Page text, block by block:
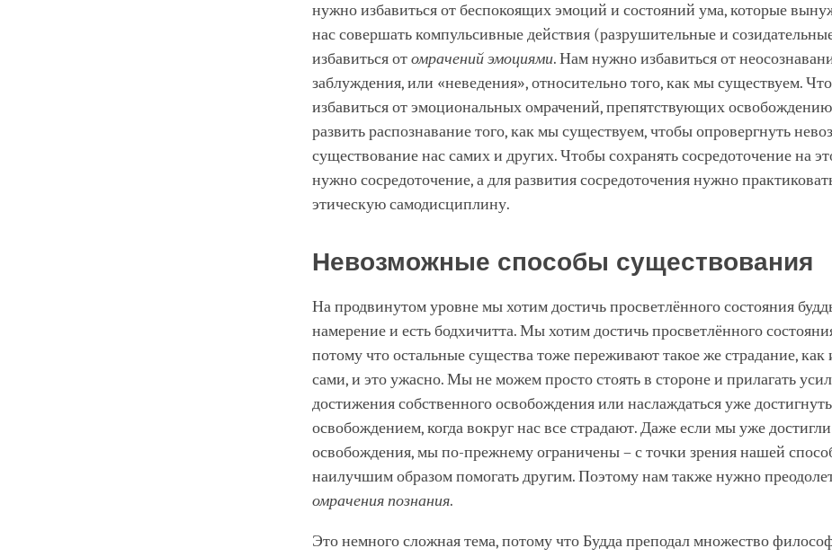
нужно избавиться от беспокоящих эмоций и состояний ума, которые
нас совершать компульсивные действия (разрушительные и
избавиться отомрачений эмоциями. Нам нужно избавиться от
заблуждения, или «неведения», относительно того, как мы существуем.
избавиться от эмоциональных омрачений, препятствующих
развить распознавание того, как мы существуем, чтобы опровергнуть
существование нас самих и других. Чтобы сохранять сосредоточение на
нужно сосредоточение, а для развития сосредоточения нужно
этическую самодисциплину.
Невозможные способы существования
На продвинутом уровне мы хотим достичь просветлённого состояния
намерение и есть бодхичитта. Мы хотим достичь просветлённого
потому что остальные существа тоже переживают такое же страдание,
сами, и это ужасно. Мы не можем просто стоять в стороне и прилагать
достижения собственного освобождения или наслаждаться уже
освобождением, когда вокруг нас все страдают. Даже если мы уже достигли
освобождения, мы по-прежнему ограничены – с точки зрения нашей
наилучшим образом помогать другим. Поэтому нам также нужно
омрачения познания.
Это немного сложная тема, потому что Будда преподал множество